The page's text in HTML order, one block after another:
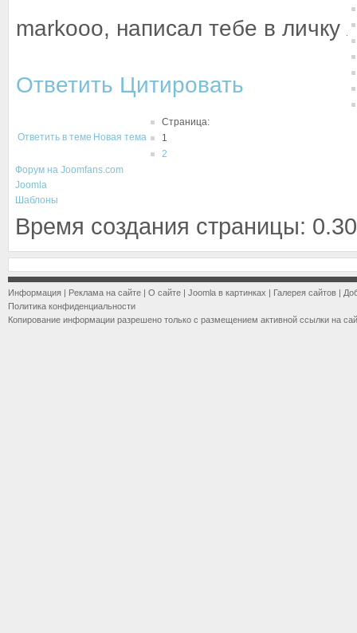
markooo, написал тебе в личку
Ответить Цитировать
Ответить в теме Новая тема
Страница:
1
2
Форум на Joomfans.com
Joomla
Шаблоны
Время создания страницы:
Информация | Реклама на сайте | О сайте | Joomla в картинках | Галерея сайтов |
Политика конфиденциальности
Копирование информации разрешено только с размещением активной ссылки на